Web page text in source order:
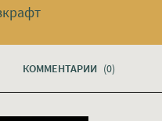
КОММЕНТАРИИ (0)